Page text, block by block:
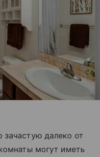
далеко от
могут иметь